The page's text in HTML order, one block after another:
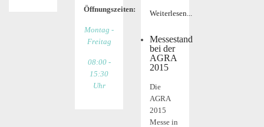
Öffnungszeiten:
Montag -
Freitag
08:00 -
15:30
Uhr
Weiterlesen...
Messestand
bei der
AGRA
2015
Die
AGRA
2015
Messe in